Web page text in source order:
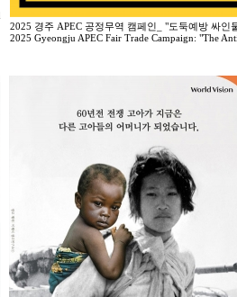
2025 경주 APEC 공정무역 캠페인_ "도둑예방 싸인
2025 Gyeongju APEC Fair Trade Campaign: "The